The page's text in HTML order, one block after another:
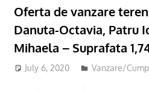
Oferta de vanzare
Danuta-Octavia, Patru
Mihaela – Suprafata
July 6, 2020 adm-mmm
Vanzare/